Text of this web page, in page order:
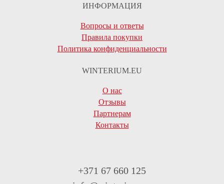
ИНФОРМАЦИЯ
Вопросы и ответы
Правила покупки
Политика конфиденциальности
WINTERIUM.EU
О нас
Отзывы
Партнерам
Контакты
+371 67 660 125